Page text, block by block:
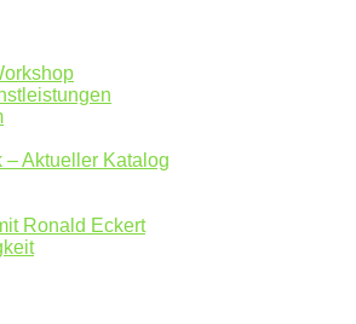
– Aktueller Katalog
Ronald Eckert